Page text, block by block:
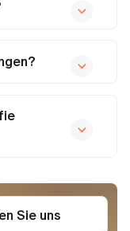
Sie uns